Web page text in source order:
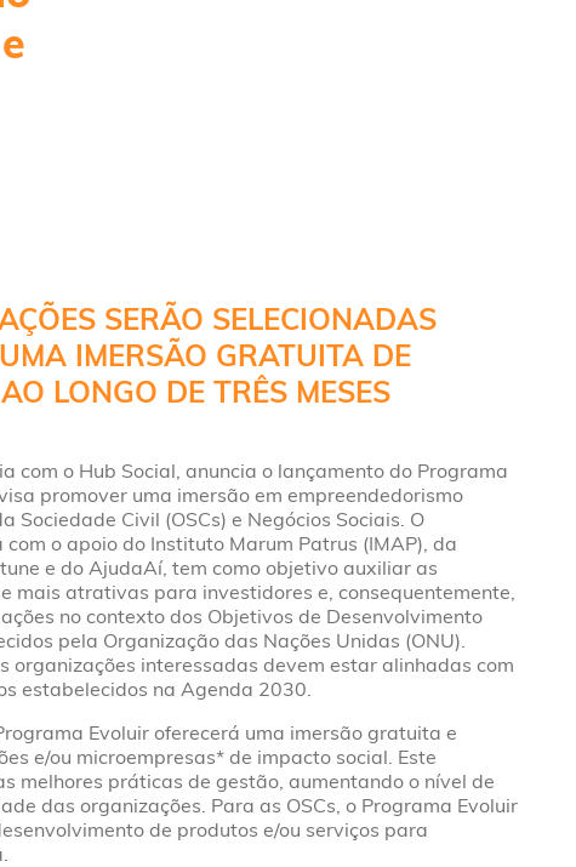
SERÃO SELECIONADAS
IMERSÃO GRATUITA DE
LONGO DE TRÊS MESES
com o Hub Social, anuncia o lançamento do Programa
promover uma imersão em empreendedorismo
Sociedade Civil (OSCs) e Negócios Sociais. O
o apoio do Instituto Marum Patrus (IMAP), da
e do AjudaAí, tem como objetivo auxiliar as
mais atrativas para investidores e, consequentemente,
no contexto dos Objetivos de Desenvolvimento
pela Organização das Nações Unidas (ONU).
organizações interessadas devem estar alinhadas com
estabelecidos na Agenda 2030.
Evoluir oferecerá uma imersão gratuita e
e/ou microempresas* de impacto social. Este
melhores práticas de gestão, aumentando o nível de
das organizações. Para as OSCs, o Programa Evoluir
de produtos e/ou serviços para